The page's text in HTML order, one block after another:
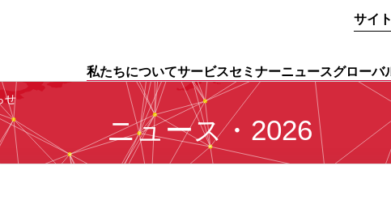
私たちについてサービスセミナーニュースグローバ
サイ
せ
ニュース・2026